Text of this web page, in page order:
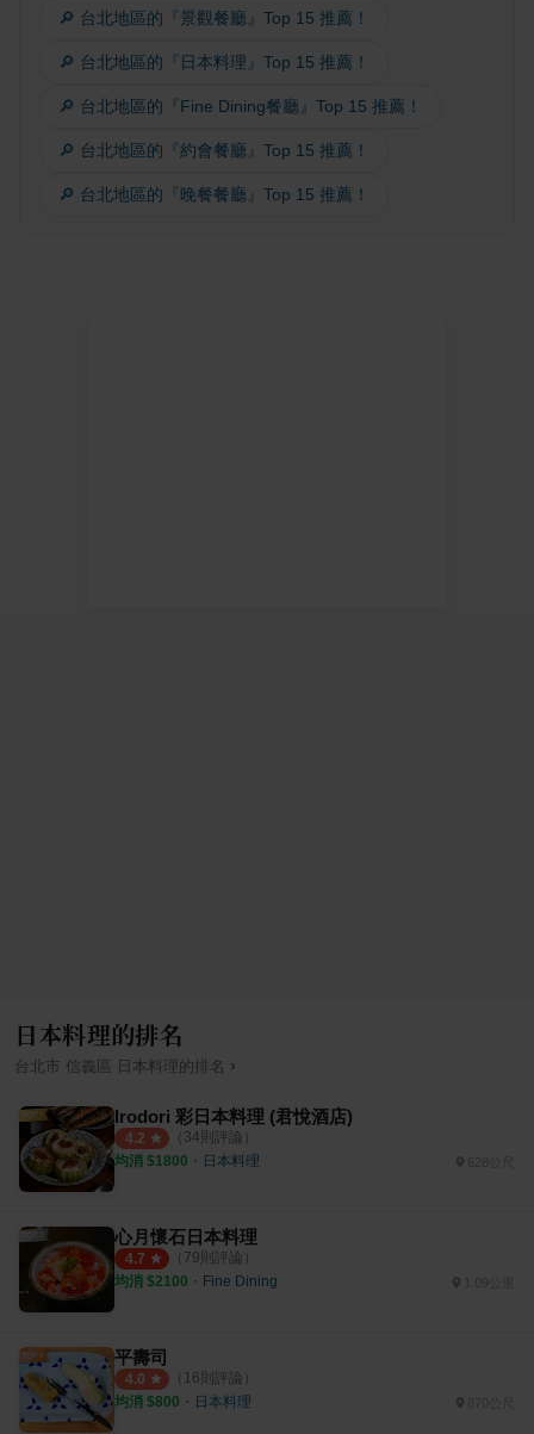
🔎 台北地區的『景觀餐廳』Top 15 推薦！
🔎 台北地區的『日本料理』Top 15 推薦！
🔎 台北地區的『Fine Dining餐廳』Top 15 推薦！
🔎 台北地區的『約會餐廳』Top 15 推薦！
🔎 台北地區的『晚餐餐廳』Top 15 推薦！
日本料理的排名
台北市 信義區 日本料理的排名 ›
Irodori 彩日本料理 (君悅酒店)
4.2 （ 34則評論）
均消 $1800 ・ 日本料理
心月懷石日本料理
4.7 （ 79則評論）
均消 $2100 ・ Fine Dining
平壽司
4.0 （ 16則評論）
均消 $800 ・ 日本料理